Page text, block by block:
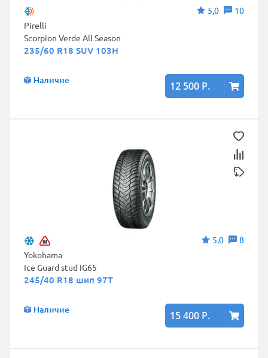
5,0
10
Pirelli
Scorpion Verde All Season
235/60 R18 SUV 103H
Наличие 12 500 Р.
5,0
8
Yokohama
Ice Guard stud IG65
245/40 R18 шип 97T
Наличие 15 400 Р.